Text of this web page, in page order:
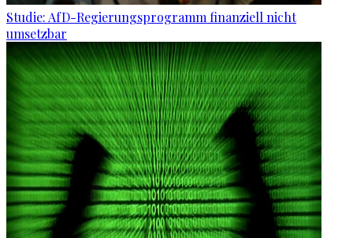
Studie: AfD-Regierungsprogramm finanziell nicht
umsetzbar